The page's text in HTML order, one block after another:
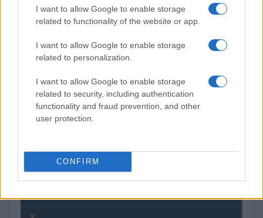
I want to allow Google to enable storage
related to functionality of the website or app.
I want to allow Google to enable storage
related to personalization.
I want to allow Google to enable storage
related to security, including authentication
functionality and fraud prevention, and other
user protection.
CONFIRM
Prezzo
Eureka Bridged PAX
(PAXG)
Kinza Babylon Staked
Steakhouse EURCV
Morpho Vault